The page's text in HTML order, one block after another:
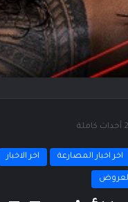
اخر اخبار المصارعة اخر الاخبار
العروض